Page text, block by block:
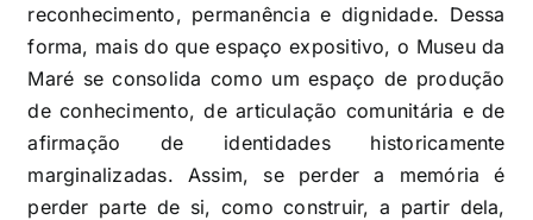
reconhecimento, permanência e dignidade. Dessa
forma, mais do que espaço expositivo, o Museu da
Maré se consolida como um espaço de produção
de conhecimento, de articulação comunitária e de
afirmação de identidades historicamente
marginalizadas. Assim, se perder a memória é
perder parte de si, como construir, a partir dela,